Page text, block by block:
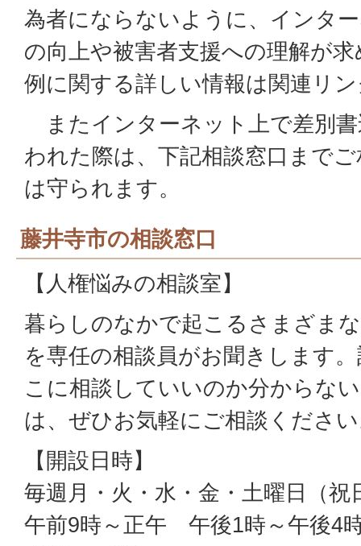
為者にならないように、インタ
の向上や被害者支援への理解が
例に関する詳しい情報は関連リ
またインターネット上で差別
われた際は、下記相談窓口まで
は守られます。
藤井寺市の相談窓口
【人権悩みの相談室】
暮らしのなかで起こるさまざま
を専任の相談員がお聞きします
こに相談していいのか分からな
は、ぜひお気軽にご相談くださ
【開設日時】
毎週月・火・水・金・土曜日（
午前9時～正午 午後1時～午後4